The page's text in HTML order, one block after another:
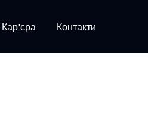
Кар'єра Контакти